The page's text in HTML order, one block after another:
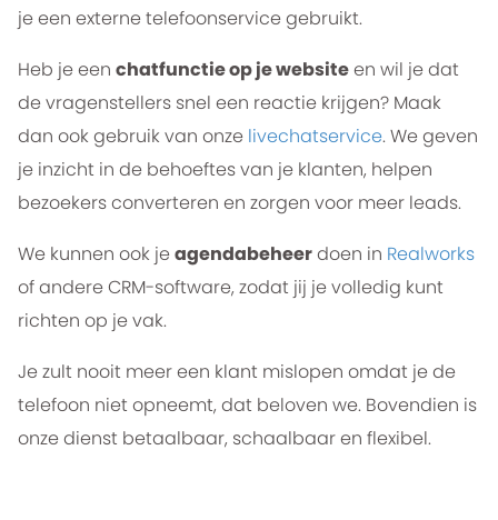
je een externe telefoonservice gebruikt.
Heb je een chatfunctie op je websiteen wil je dat
de vragenstellers snel een reactie krijgen? Maak
dan ook gebruik van onze livechatservice. We geven
je inzicht in de behoeftes van je klanten, helpen
bezoekers converteren en zorgen voor meer leads.
We kunnen ook jeagendabeheerdoen in Realworks
of andere CRM-software, zodat jij je volledig kunt
richten op je vak.
Je zult nooit meer een klant mislopen omdat je de
telefoon niet opneemt, dat beloven we. Bovendien is
onze dienst betaalbaar, schaalbaar en flexibel.